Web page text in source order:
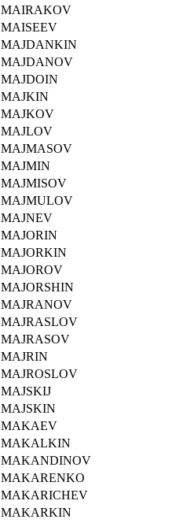
MAIRAKOV
MAISEEV
MAJDANKIN
MAJDANOV
MAJDOIN
MAJKIN
MAJKOV
MAJLOV
MAJMASOV
MAJMIN
MAJMISOV
MAJMULOV
MAJNEV
MAJORIN
MAJORKIN
MAJOROV
MAJORSHIN
MAJRANOV
MAJRASLOV
MAJRASOV
MAJRIN
MAJROSLOV
MAJSKIJ
MAJSKIN
MAKAEV
MAKALKIN
MAKANDINOV
MAKARENKO
MAKARICHEV
MAKARKIN